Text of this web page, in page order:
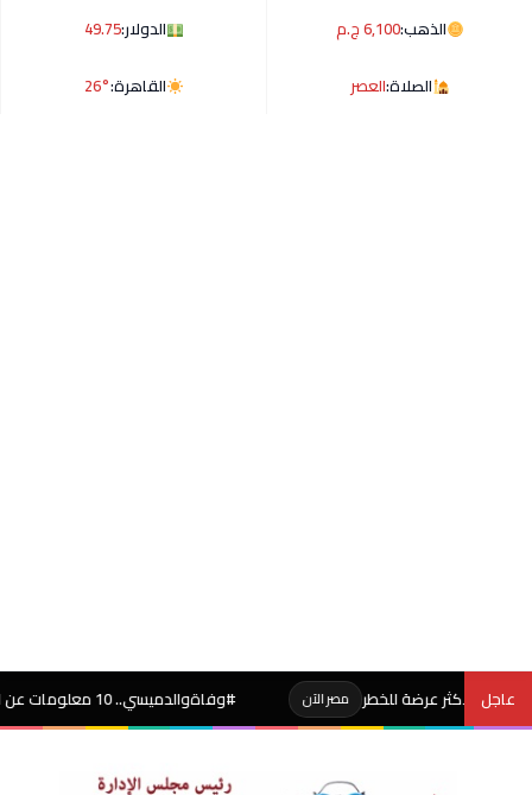
الذهب:6,100 ج.م الدولار:49.75
الصلاة:العصر القاهرة:26°
عاجلعرضة للخطر مصر الآن #وفاةوالدميسي.. 10 معلومات عن الأب “خورخي” الذي مهد الطريق للأسطورة